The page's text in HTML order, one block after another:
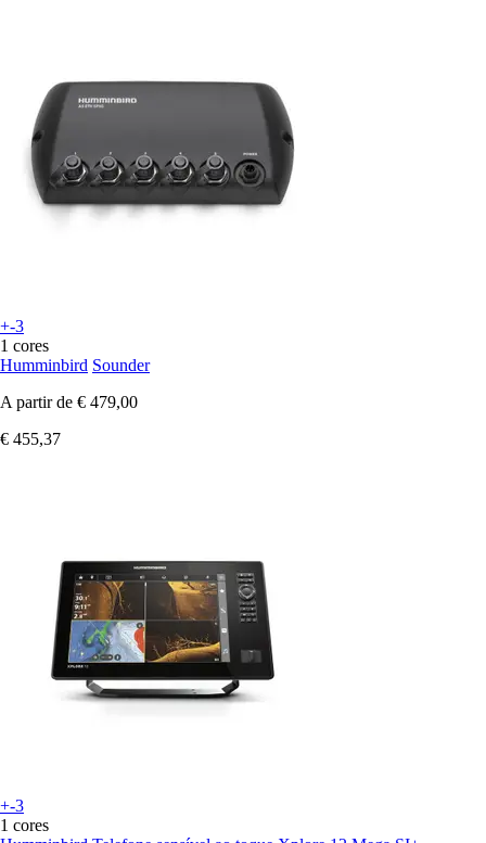
+-3
1 cores
Humminbird Sounder
A partir de € 479,00
€ 455,37
+-3
1 cores